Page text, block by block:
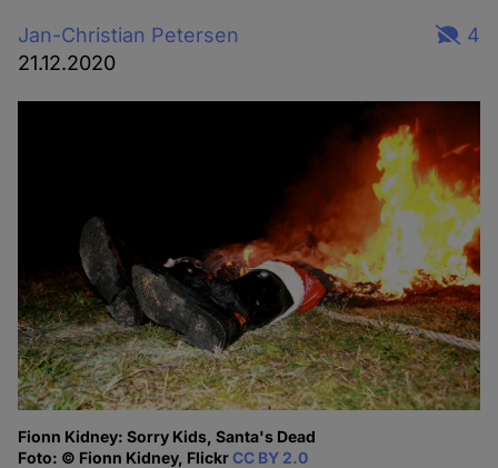
Jan-Christian Petersen
21.12.2020
4
Fionn Kidney: Sorry Kids, Santa's Dead
Foto: © Fionn Kidney, FlickrCC BY 2.0